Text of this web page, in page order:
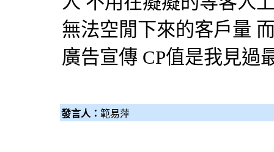
無法空閒下來的客戶量
廣告宣傳 CP值是我見過
發言人： 範易萍